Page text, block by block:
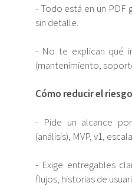
- Todo está en un PDF
sin detalle.
- No te explican qué
(mantenimiento,
Cómo reducir el
- Pide un alcance
(análisis), MVP, v1,
- Exige entregables
flujos, historias de